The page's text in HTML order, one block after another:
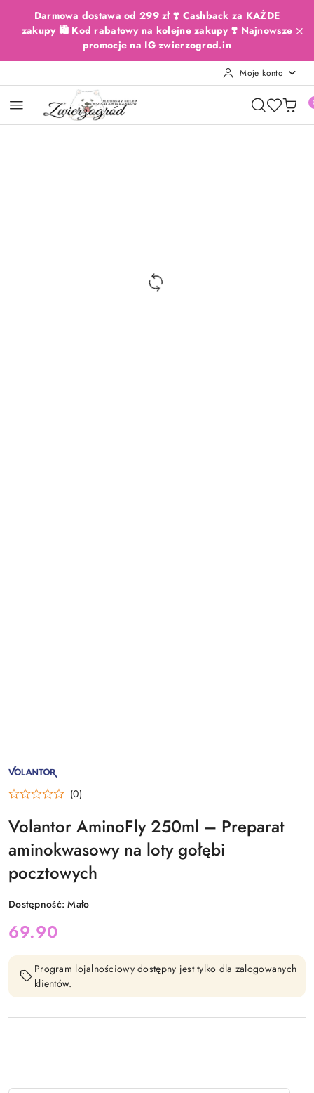
Przejdź do treści głównej
Przejdź do wyszukiwarki
Przejdź do moje konto
Przejdź do menu głównego
Przejdź do opisu produktu
Przejdź do stopki
Darmowa dostawa od 299 zł ❣️ Cashback za KAŻDE
zakupy 🛍️ Kod rabatowy na kolejne zakupy ❣️ Najnowsze
promocje na IG zwierzogrod.in
Moje konto
NAZWA
PRODUCENTA:
VOLANTOR (0)
Volantor AminoFly 250ml – Preparat
aminokwasowy na loty gołębi
pocztowych
Dostępność:Mało
cena:
69.90
Program lojalnościowy dostępny jest tylko dla zalogowanych
klientów.